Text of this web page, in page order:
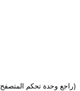
(راجع وحدة تحكم المتصفح